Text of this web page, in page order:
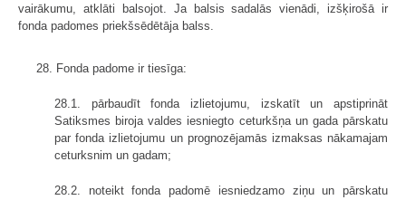
vairākumu, atklāti balsojot. Ja balsis sadalās vienādi, izšķirošā ir
fonda padomes priekšsēdētāja balss.
28. Fonda padome ir tiesīga:
28.1. pārbaudīt fonda izlietojumu, izskatīt un apstiprināt
Satiksmes biroja valdes iesniegto ceturkšņa un gada pārskatu
par fonda izlietojumu un prognozējamās izmaksas nākamajam
ceturksnim un gadam;
28.2. noteikt fonda padomē iesniedzamo ziņu un pārskatu